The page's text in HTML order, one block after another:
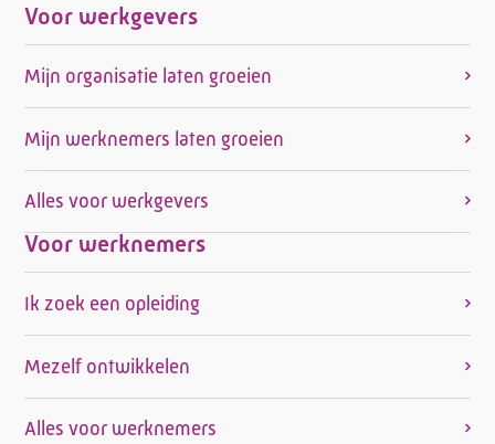
Voor werkgevers
Mijn organisatie laten groeien
Mijn werknemers laten groeien
Alles voor werkgevers
Voor werknemers
Ik zoek een opleiding
Mezelf ontwikkelen
Alles voor werknemers